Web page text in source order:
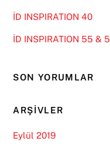
İD INSPIRATION 40
İD INSPIRATION 55 &
SON YORUMLAR
ARŞIVLER
Eylül 2019